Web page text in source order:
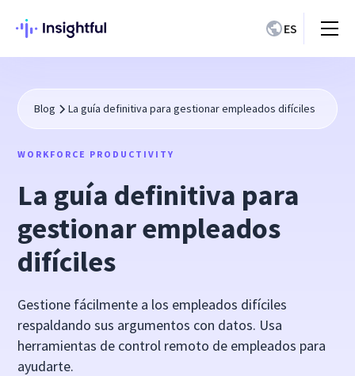
ES
Blog La guía definitiva para gestionar empleados difíciles
WORKFORCE PRODUCTIVITY
La guía definitiva para
gestionar empleados
difíciles
Gestione fácilmente a los empleados difíciles
respaldando sus argumentos con datos. Usa
herramientas de control remoto de empleados para
ayudarte.